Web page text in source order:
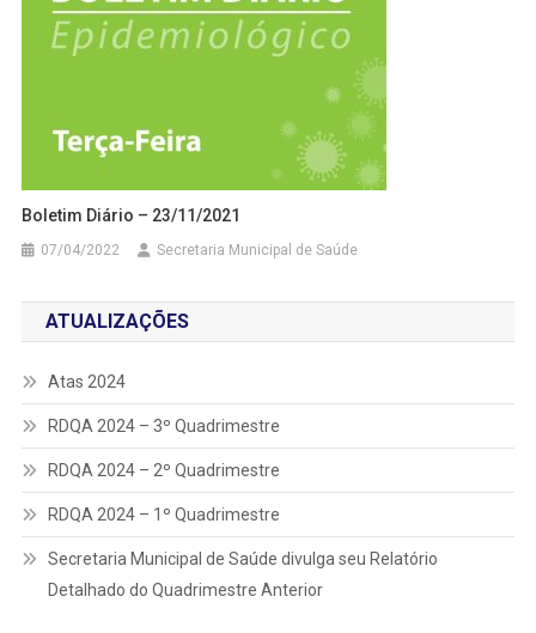
Boletim Diário – 23/11/2021
07/04/2022 Secretaria Municipal de Saúde
ATUALIZAÇÕES
Atas 2024
RDQA 2024 – 3º Quadrimestre
RDQA 2024 – 2º Quadrimestre
RDQA 2024 – 1º Quadrimestre
Secretaria Municipal de Saúde divulga seu Relatório
Detalhado do Quadrimestre Anterior